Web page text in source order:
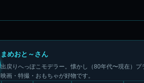
まめおと～さん
出戻りへっぽこモデラー。懐かし（80年代〜現在）プ
映画・特撮・おもちゃが好物です。